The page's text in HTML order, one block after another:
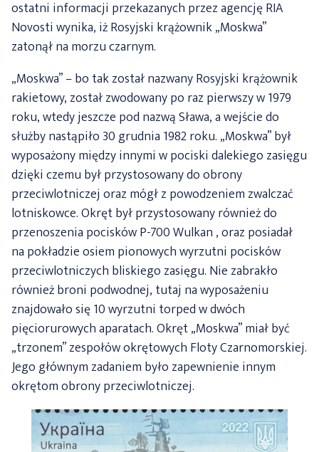
ostatni informacji przekazanych przez agencję RIA
Novosti wynika, iż Rosyjski krążownik „Moskwa”
zatonął na morzu czarnym.
„Moskwa” – bo tak został nazwany Rosyjski krążownik
rakietowy, został zwodowany po raz pierwszy w 1979
roku, wtedy jeszcze pod nazwą Sława, a wejście do
służby nastąpiło 30 grudnia 1982 roku. „Moskwa” był
wyposażony między innymi w pociski dalekiego zasięgu
dzięki czemu był przystosowany do obrony
przeciwlotniczej oraz mógł z powodzeniem zwalczać
lotniskowce. Okręt był przystosowany również do
przenoszenia pocisków P-700 Wulkan , oraz posiadał
na pokładzie osiem pionowych wyrzutni pocisków
przeciwlotniczych bliskiego zasięgu. Nie zabrakło
również broni podwodnej, tutaj na wyposażeniu
znajdowało się 10 wyrzutni torped w dwóch
pięciorurowych aparatach. Okręt „Moskwa” miał być
„trzonem” zespołów okrętowych Floty Czarnomorskiej.
Jego głównym zadaniem było zapewnienie innym
okrętom obrony przeciwlotniczej.